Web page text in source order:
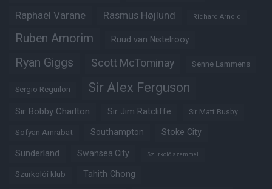
Raphaël Varane Rasmus Højlund Richard Arnold
Ruben Amorim Ruud van Nistelrooy
Ryan Giggs Scott McTominay Senne Lammens
Sergio Reguilon Sir Alex Ferguson
Sir Bobby Charlton Sir Jim Ratcliffe Sir Matt Busby
Sofyan Amrabat Southampton Stoke City
Sunderland Swansea City Szurkoló szemmel
Szurkolói klub Tahith Chong